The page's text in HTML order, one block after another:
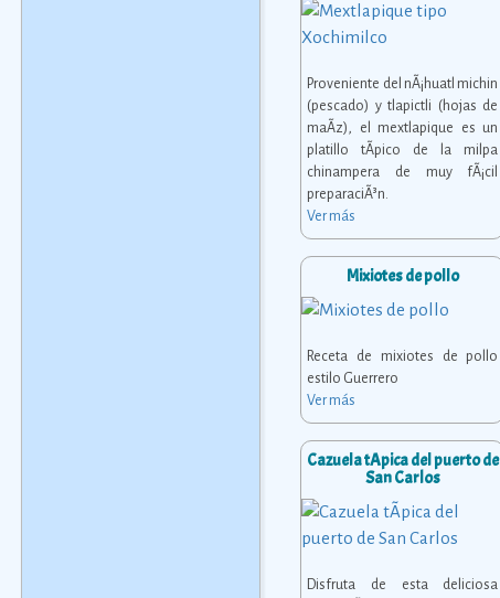
Proveniente del nÃ¡huatl michin
(pescado) y tlapictli (hojas de
maÃ­z), el mextlapique es un
platillo tÃ­pico de la milpa
chinampera de muy fÃ¡cil
preparaciÃ³n.
Ver más
Mixiotes de pollo
Receta de mixiotes de pollo
estilo Guerrero
Ver más
Cazuela tÃ­pica del puerto de
San Carlos
Disfruta de esta deliciosa